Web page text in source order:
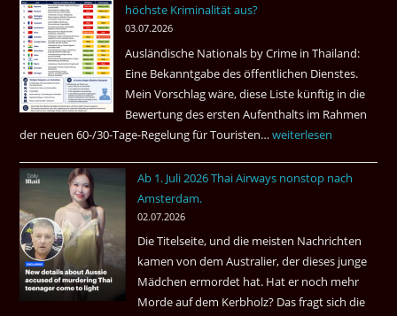
Gebiet
höchste Kriminalität aus?
03.07.2026
Ausländische Nationals by Crime in Thailand:
Eine Bekanntgabe des öffentlichen Dienstes.
Mein Vorschlag wäre, diese Liste künftig in die
Bewertung des ersten Aufenthalts im Rahmen
der neuen 60-/30-Tage-Regelung für Touristen…Tourismus:
Einreiseland
höchste
Kriminalität
aus?
weiterlesen
Ab 1. Juli 2026 Thai Airways nonstop nach
Amsterdam.
02.07.2026
Die Titelseite, und die meisten Nachrichten
kamen von dem Australier, der dieses junge
Mädchen ermordet hat. Hat er noch mehr
Morde auf dem Kerbholz? Das fragt sich die